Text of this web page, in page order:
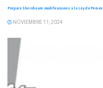
Prepara Sheinbaum modificaciones a la Ley de Pemex
NOVIEMBRE 11, 2024